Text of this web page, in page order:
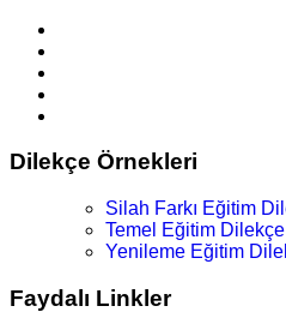
Dilekçe Örnekleri
Silah Farkı Eğitim
Temel Eğitim Dilekçe
Yenileme Eğitim
Faydalı Linkler